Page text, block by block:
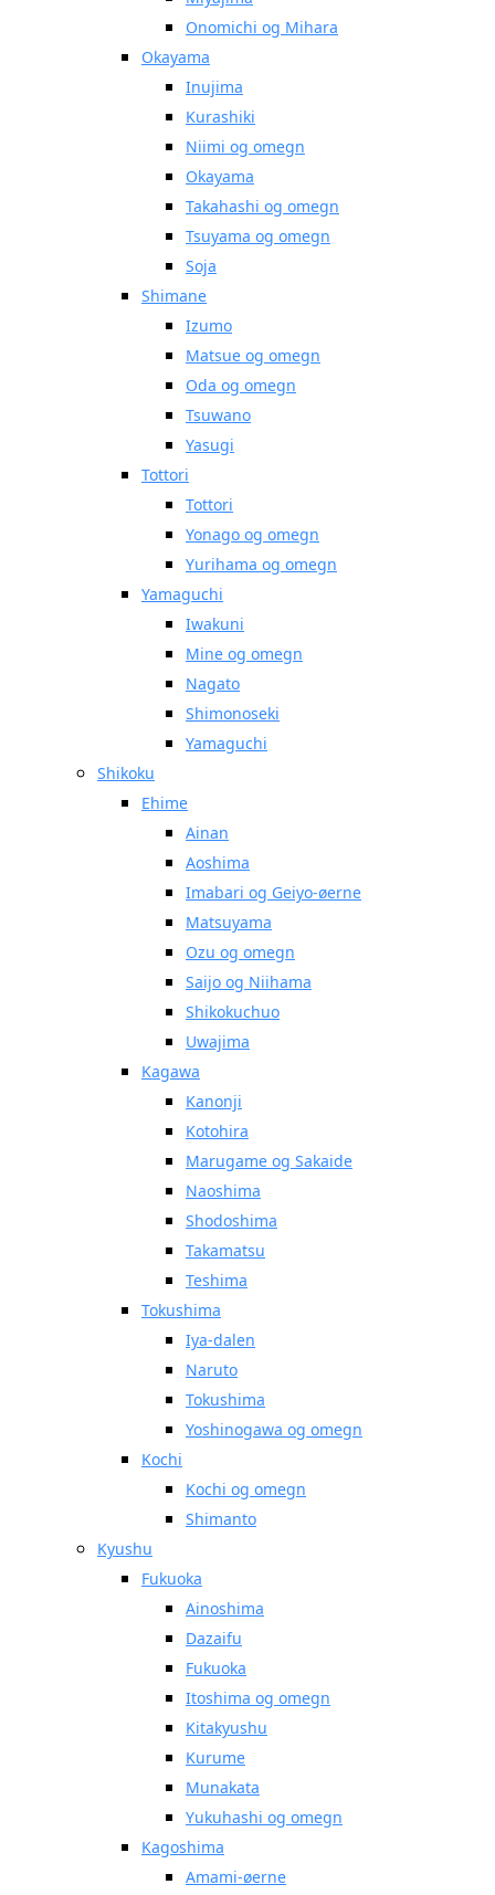
Onomichi og Mihara
Okayama
Inujima
Kurashiki
Niimi og omegn
Okayama
Takahashi og omegn
Tsuyama og omegn
Soja
Shimane
Izumo
Matsue og omegn
Oda og omegn
Tsuwano
Yasugi
Tottori
Tottori
Yonago og omegn
Yurihama og omegn
Yamaguchi
Iwakuni
Mine og omegn
Nagato
Shimonoseki
Yamaguchi
Shikoku
Ehime
Ainan
Aoshima
Imabari og Geiyo-øerne
Matsuyama
Ozu og omegn
Saijo og Niihama
Shikokuchuo
Uwajima
Kagawa
Kanonji
Kotohira
Marugame og Sakaide
Naoshima
Shodoshima
Takamatsu
Teshima
Tokushima
Iya-dalen
Naruto
Tokushima
Yoshinogawa og omegn
Kochi
Kochi og omegn
Shimanto
Kyushu
Fukuoka
Ainoshima
Dazaifu
Fukuoka
Itoshima og omegn
Kitakyushu
Kurume
Munakata
Yukuhashi og omegn
Kagoshima
Amami-øerne